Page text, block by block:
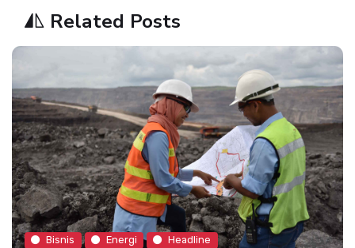
Related Posts
Bisnis Energi Headline